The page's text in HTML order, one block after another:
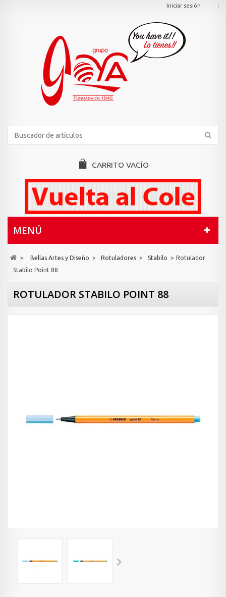
Iniciar sesión
CARRITO VACÍO
MENÚ
> Bellas Artes y Diseño > Rotuladores > Stabilo > Rotulador
Stabilo Point 88
ROTULADOR STABILO POINT 88